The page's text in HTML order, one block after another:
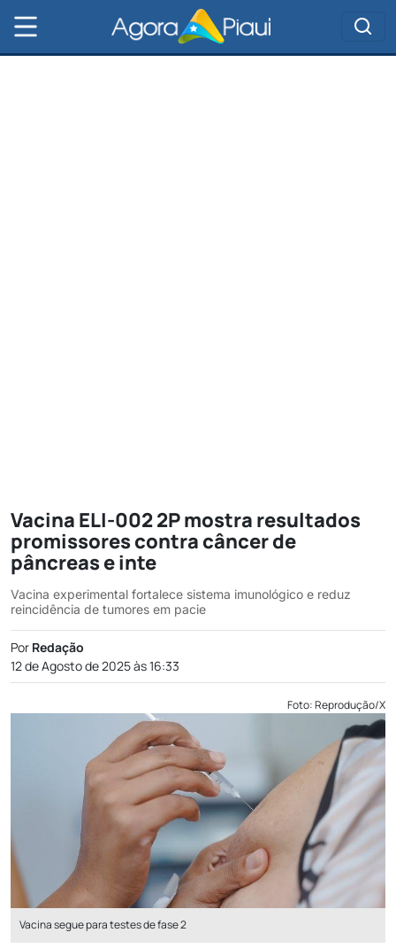
Vacina ELI-002 2P mostra resultados
promissores contra câncer de
pâncreas e inte
Vacina experimental fortalece sistema imunológico e reduz
reincidência de tumores em pacie
Por Redação
12 de Agosto de 2025 às 16:33
Foto: Reprodução/X
Vacina segue para testes de fase 2